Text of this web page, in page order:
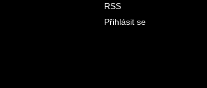
RSS
Přihlásit se